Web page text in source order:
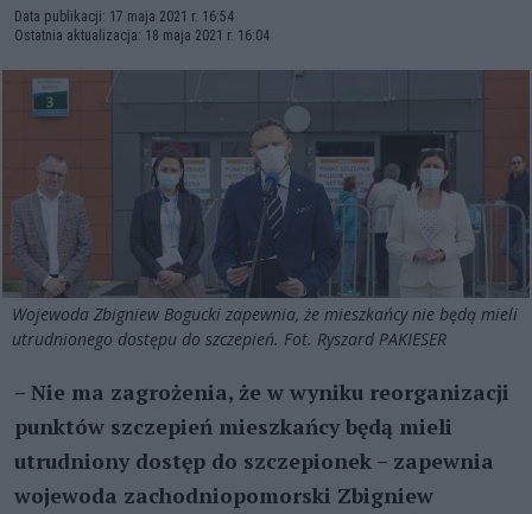
Data publikacji: 17 maja 2021 r. 16:54
Ostatnia aktualizacja: 18 maja 2021 r. 16:04
Wojewoda Zbigniew Bogucki zapewnia, że mieszkańcy nie będą mieli
utrudnionego dostępu do szczepień. Fot. Ryszard PAKIESER
– Nie ma zagrożenia, że w wyniku reorganizacji
punktów szczepień mieszkańcy będą mieli
utrudniony dostęp do szczepionek – zapewnia
wojewoda zachodniopomorski Zbigniew